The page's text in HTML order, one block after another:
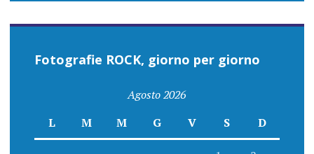
Fotografie ROCK, giorno per giorno
Agosto 2026
L
M M G V S D